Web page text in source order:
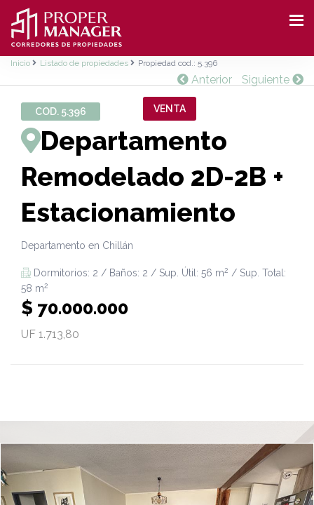
Inicio Listado de propiedades Propiedad cod.: 5.396
Anterior Siguiente
COD. 5.396 VENTA
Departamento
Remodelado 2D-2B +
Estacionamiento
Departamento en Chillán
Dormitorios: 2 / Baños: 2 / Sup. Útil: 56 m2 / Sup. Total:
58 m2
$ 70.000.000
UF 1.713,80